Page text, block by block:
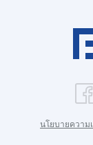
นโยบายความ